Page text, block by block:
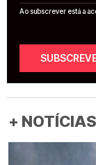
Ao subscrever está a
+ NOTÍCIAS